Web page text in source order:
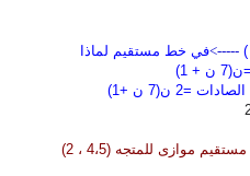
----->في خط مستقيم لماذا
+ 1)
=2 ن(7 ن +1)
موازى للمتجه (4،5 ، 2)